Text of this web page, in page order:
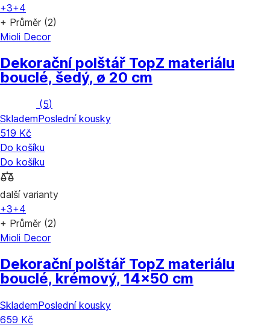
+3+4
+ Průměr (2)
Mioli Decor
Dekorační polštář TopZ materiálu
bouclé, šedý, ø 20 cm
(5)
SklademPoslední kousky
519 Kč
Do košíku
Do košíku
další varianty
+3+4
+ Průměr (2)
Mioli Decor
Dekorační polštář TopZ materiálu
bouclé, krémový, 14x50 cm
SklademPoslední kousky
659 Kč